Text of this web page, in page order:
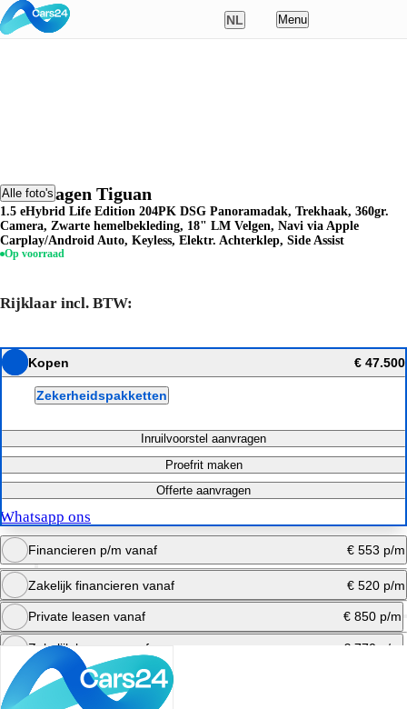
NL
Français
Polski
Menu
Alle foto's
Volkswagen Tiguan
1.5 eHybrid Life Edition 204PK DSG Panoramadak, Trekhaak, 360gr.
Camera, Zwarte hemelbekleding, 18" LM Velgen, Navi via Apple
Carplay/Android Auto, Keyless, Elektr. Achterklep, Side Assist
Op voorraad
Rijklaar incl. BTW:
Kopen € 47.500
Zekerheidspakketten
Inruilvoorstel aanvragen
Proefrit maken
Offerte aanvragen
Whatsapp ons
Financieren p/m vanaf € 553 p/m
Bereken maandbedrag
Zakelijk financieren vanaf € 520 p/m
Bereken maandbedrag
Private leasen vanaf € 850 p/m
Bereken maandbedrag
Zakelijk leasen vanaf € 770 p/m
Bereken maandbedrag